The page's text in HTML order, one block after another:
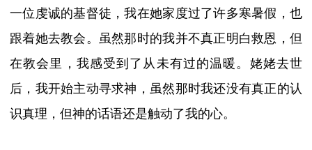
一位虔诚的基督徒，我在她家度过了许多寒暑假，也
跟着她去教会。虽然那时的我并不真正明白救恩，但
在教会里，我感受到了从未有过的温暖。姥姥去世
后，我开始主动寻求神，虽然那时我还没有真正的认
识真理 ，但神的话语还是触动了我的心。